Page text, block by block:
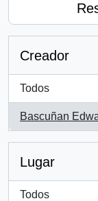
Creador
Todos
Bascuñan
, 1 resultados
Lugar
Todos